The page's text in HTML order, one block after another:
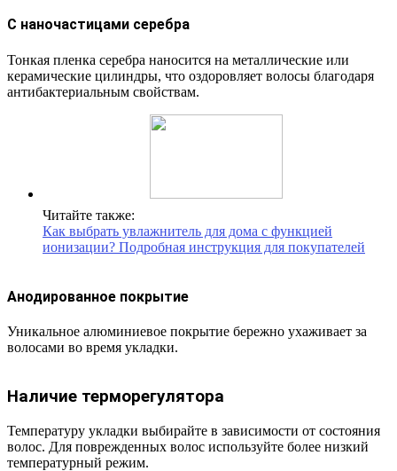
С наночастицами серебра
Тонкая пленка серебра наносится на металлические или
керамические цилиндры, что оздоровляет волосы благодаря
антибактериальным свойствам.
Читайте также:
Как выбрать увлажнитель для дома с функцией
ионизации? Подробная инструкция для покупателей
Анодированное покрытие
Уникальное алюминиевое покрытие бережно ухаживает за
волосами во время укладки.
Наличие терморегулятора
Температуру укладки выбирайте в зависимости от состояния
волос. Для поврежденных волос используйте более низкий
температурный режим.